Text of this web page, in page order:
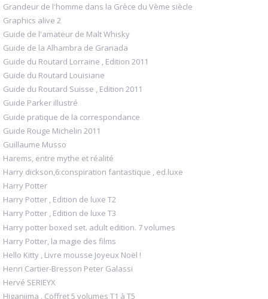
Grandeur de l'homme dans la Grèce du Vème siècle
Graphics alive 2
Guide de l'amateur de Malt Whisky
Guide de la Alhambra de Granada
Guide du Routard Lorraine , Edition 2011
Guide du Routard Louisiane
Guide du Routard Suisse , Edition 2011
Guide Parker illustré
Guide pratique de la correspondance
Guide Rouge Michelin 2011
Guillaume Musso
Harems, entre mythe et réalité
Harry dickson,6:conspiration fantastique , ed.luxe
Harry Potter
Harry Potter , Edition de luxe T2
Harry Potter , Edition de luxe T3
Harry potter boxed set. adult edition. 7 volumes
Harry Potter, la magie des films
Hello Kitty , Livre mousse Joyeux Noël !
Henri Cartier-Bresson Peter Galassi
Hervé SERIEYX
Higanjima , Coffret 5 volumes T1 à T5